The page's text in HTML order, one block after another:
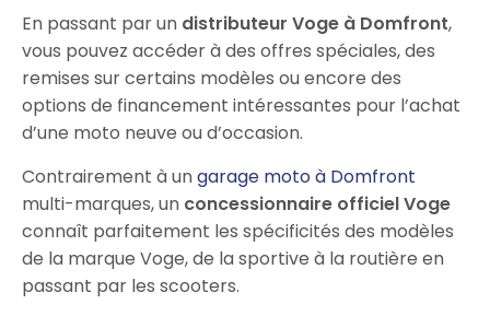
En passant par un distributeur Voge à Domfront,
vous pouvez accéder à des offres spéciales, des
remises sur certains modèles ou encore des
options de financement intéressantes pour l’achat
d’une moto neuve ou d’occasion.
Contrairement à ungarage moto à Domfront
multi-marques, un concessionnaire officiel Voge
connaît parfaitement les spécificités des modèles
de la marque Voge, de la sportive à la routière en
passant par les scooters.